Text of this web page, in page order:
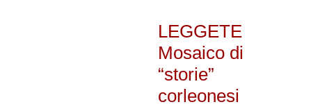
LEGGETE
Mosaico di
“storie”
corleonesi